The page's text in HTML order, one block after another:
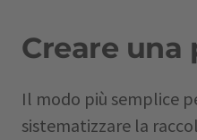
Creare una
Il modo più semplice
sistematizzare la